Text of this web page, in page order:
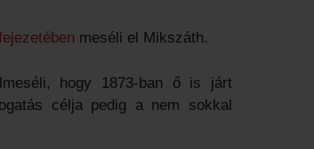
meséli el Mikszáth.
hogy 1873-ban ő is járt
célja pedig a nem sokkal